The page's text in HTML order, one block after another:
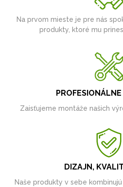
Na prvom mieste je pre nás
produkty, ktoré mu
Zaisťujeme montáže našich
DIZAJN,
Naše produkty v sebe